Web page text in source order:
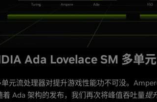
Ada Lovelace SM 多单
元流处理器对提升游戏性能功不可没。
着 Ada 架构的发布，我们再次将峰值吞吐量提